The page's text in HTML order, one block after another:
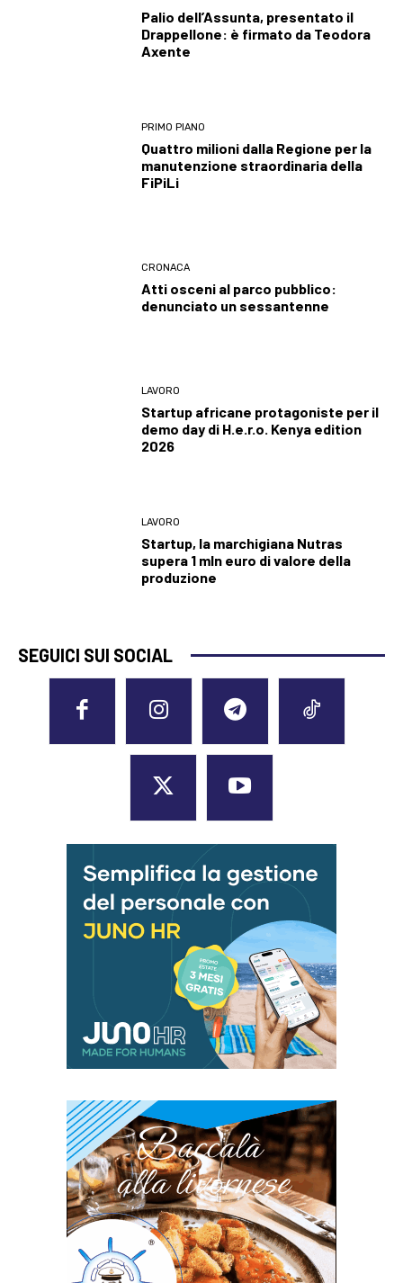
Palio dell’Assunta, presentato il
Drappellone: è firmato da Teodora
Axente
PRIMO PIANO
Quattro milioni dalla Regione per la
manutenzione straordinaria della
FiPiLi
CRONACA
Atti osceni al parco pubblico:
denunciato un sessantenne
LAVORO
Startup africane protagoniste per il
demo day di H.e.r.o. Kenya edition
2026
LAVORO
Startup, la marchigiana Nutras
supera 1 mln euro di valore della
produzione
SEGUICI SUI SOCIAL